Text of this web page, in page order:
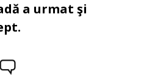
a urmat şi